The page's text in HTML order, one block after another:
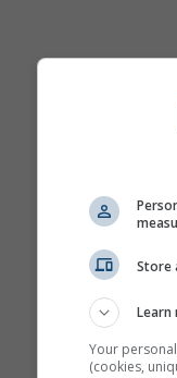
Store
Learn
Your
(cookies,